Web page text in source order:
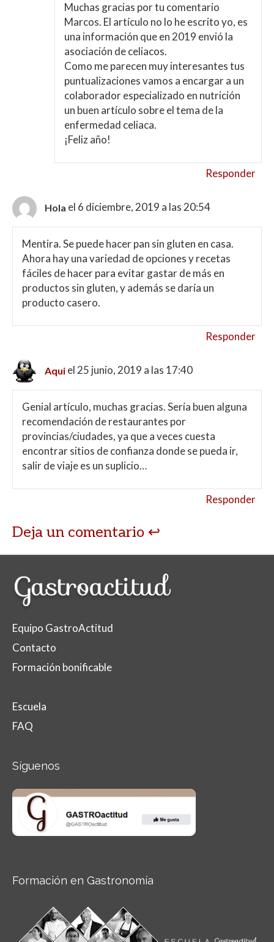
Muchas gracias por tu comentario
Marcos. El artículo no lo he escrito yo, es
una información que en 2019 envió la
asociación de celiacos.
Como me parecen muy interesantes tus
puntualizaciones vamos a encargar a un
colaborador especializado en nutrición
un buen artículo sobre el tema de la
enfermedad celiaca.
¡Feliz año!
Responder
Hola el 6 diciembre, 2019 a las 20:54
Mentira. Se puede hacer pan sin gluten en casa.
Ahora hay una variedad de opciones y recetas
fáciles de hacer para evitar gastar de más en
productos sin gluten, y además se daría un
producto casero.
Responder
Aqui el 25 junio, 2019 a las 17:40
Genial artículo, muchas gracias. Sería buen alguna
recomendación de restaurantes por
provincias/ciudades, ya que a veces cuesta
encontrar sitios de confianza donde se pueda ir,
salir de viaje es un suplicio…
Responder
Deja un comentario
Equipo GastroActitud
Contacto
Formación bonificable
Escuela
FAQ
Síguenos
Formación en Gastronomía